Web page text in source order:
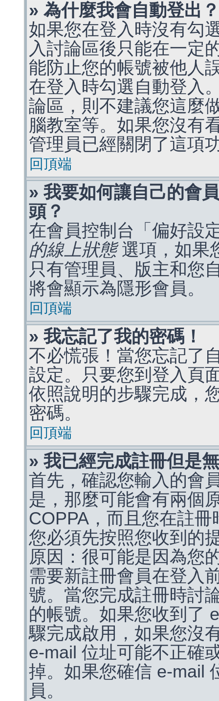
» 為什麼我會自動登出？
如果您在登入時沒有勾
入討論區後只能在一定
能防止您的帳號被他人
在登入時勾選自動登入
論區，則不建議您這麼
腦教室等。如果您沒有
管理員已經關閉了這項
回頂端
» 我要如何讓自己的會
頭？
在會員控制台「偏好設
的線上狀態選項，如果
只有管理員、版主和您
將會顯示為隱形會員。
回頂端
» 我忘記了我的密碼！
不必慌張！當您忘記了
設定。只要您到登入頁
依照說明的步驟完成，
密碼。
回頂端
» 我已經完成註冊但是
首先，確認您輸入的會
是，那麼可能會有兩個
COPPA，而且您在註
您必須先按照您收到的
原因：很可能是因為您
需要新註冊會員在登入
號。當您完成註冊時討
的帳號。如果您收到了
驟完成啟用，如果您沒
e-mail 位址可能不正確
掉。如果您確信 e-mail
員。